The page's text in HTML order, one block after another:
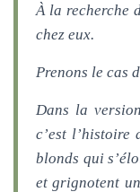
À la recherche
chez eux.
Prenons le cas
Dans la
c’est l’histoire
blonds qui
et grignotent